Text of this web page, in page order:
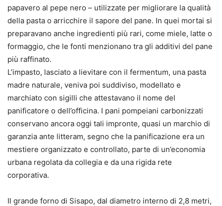
papavero al pepe nero – utilizzate per migliorare la qualità
della pasta o arricchire il sapore del pane. In quei mortai si
preparavano anche ingredienti più rari, come miele, latte o
formaggio, che le fonti menzionano tra gli additivi del pane
più raffinato.
L’impasto, lasciato a lievitare con il fermentum, una pasta
madre naturale, veniva poi suddiviso, modellato e
marchiato con sigilli che attestavano il nome del
panificatore o dell’officina. I pani pompeiani carbonizzati
conservano ancora oggi tali impronte, quasi un marchio di
garanzia ante litteram, segno che la panificazione era un
mestiere organizzato e controllato, parte di un’economia
urbana regolata da collegia e da una rigida rete
corporativa.
Il grande forno di Sisapo, dal diametro interno di 2,8 metri,